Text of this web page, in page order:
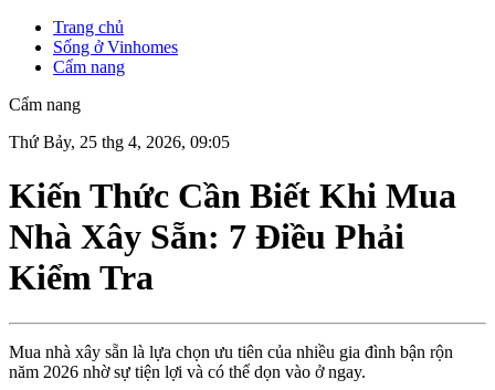
Trang chủ
Sống ở Vinhomes
Cẩm nang
Cẩm nang
Thứ Bảy, 25 thg 4, 2026, 09:05
Kiến Thức Cần Biết Khi Mua
Nhà Xây Sẵn: 7 Điều Phải
Kiểm Tra
Mua nhà xây sẵn là lựa chọn ưu tiên của nhiều gia đình bận rộn
năm 2026 nhờ sự tiện lợi và có thể dọn vào ở ngay.